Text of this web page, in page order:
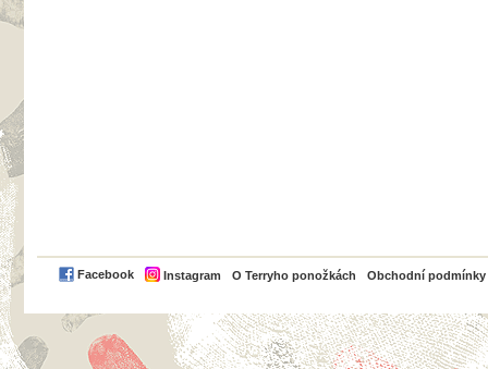
Facebook Instagram O Terryho ponožkách Obchodní podmínky
PayPal